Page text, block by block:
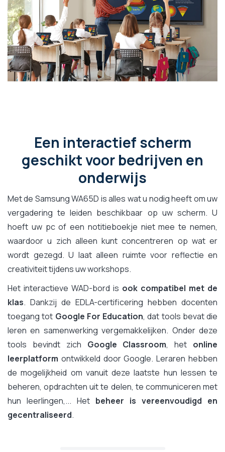
Een interactief scherm
geschikt voor bedrijven en
onderwijs
Met de Samsung WA65D is alles wat u nodig heeft om uw
vergadering te leiden beschikbaar op uw scherm. U
hoeft uw pc of een notitieboekje niet mee te nemen,
waardoor u zich alleen kunt concentreren op wat er
wordt gezegd. U laat alleen ruimte voor reflectie en
creativiteit tijdens uw workshops.
Het interactieve WAD-bord is ook compatibel met de
klas. Dankzij de EDLA-certificering hebben docenten
toegang tot Google For Education, dat tools bevat die
leren en samenwerking vergemakkelijken. Onder deze
tools bevindt zich Google Classroom, het online
leerplatform ontwikkeld door Google. Leraren hebben
de mogelijkheid om vanuit deze laatste hun lessen te
beheren, opdrachten uit te delen, te communiceren met
hun leerlingen,... Het beheer is vereenvoudigd en
gecentraliseerd.